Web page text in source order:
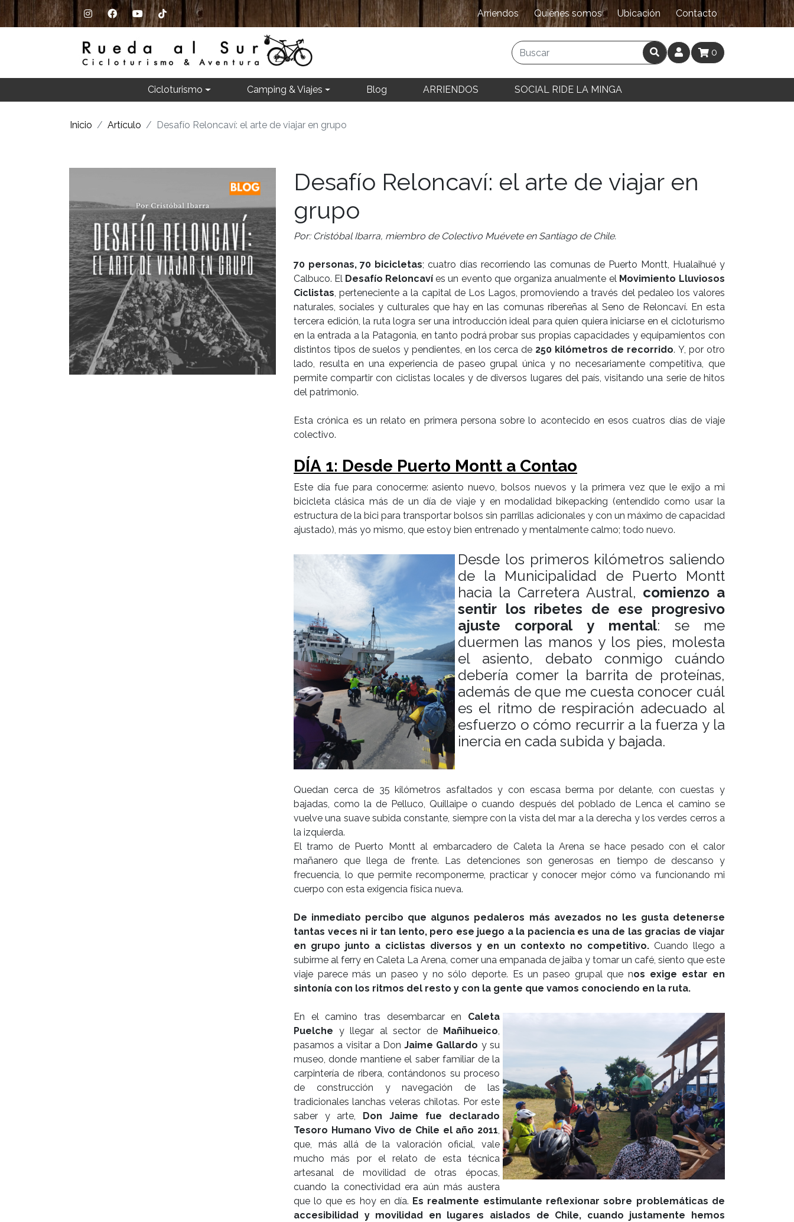
Arriendos Quiénes somos Ubicación Contacto
0
Cicloturismo Camping & Viajes Blog ARRIENDOS SOCIAL RIDE LA MINGA
Inicio Artículo Desafío Reloncaví: el arte de viajar en grupo
Desafío Reloncaví: el arte de viajar en
grupo
Por: Cristóbal Ibarra, miembro de Colectivo Muévete en Santiago de Chile.
70 personas, 70 bicicletas; cuatro días recorriendo las comunas de Puerto Montt, Hualaihué y
Calbuco. El Desafío Reloncaví es un evento que organiza anualmente el Movimiento Lluviosos
Ciclistas, perteneciente a la capital de Los Lagos, promoviendo a través del pedaleo los valores
naturales, sociales y culturales que hay en las comunas ribereñas al Seno de Reloncaví. En esta
tercera edición, la ruta logra ser una introducción ideal para quien quiera iniciarse en el cicloturismo
en la entrada a la Patagonia, en tanto podrá probar sus propias capacidades y equipamientos con
distintos tipos de suelos y pendientes, en los cerca de 250 kilómetros de recorrido. Y, por otro
lado, resulta en una experiencia de paseo grupal única y no necesariamente competitiva, que
permite compartir con ciclistas locales y de diversos lugares del país, visitando una serie de hitos
del patrimonio.
Esta crónica es un relato en primera persona sobre lo acontecido en esos cuatros días de viaje
colectivo.
DÍA 1: Desde Puerto Montt a Contao
Este día fue para conocerme: asiento nuevo, bolsos nuevos y la primera vez que le exijo a mi
bicicleta clásica más de un día de viaje y en modalidad bikepacking (entendido como usar la
estructura de la bici para transportar bolsos sin parrillas adicionales y con un máximo de capacidad
ajustado), más yo mismo, que estoy bien entrenado y mentalmente calmo; todo nuevo.
Desde los primeros kilómetros saliendo
de la Municipalidad de Puerto Montt
hacia la Carretera Austral, comienzo a
sentir los ribetes de ese progresivo
ajuste corporal y mental: se me
duermen las manos y los pies, molesta
el asiento, debato conmigo cuándo
debería comer la barrita de proteínas,
además de que me cuesta conocer cuál
es el ritmo de respiración adecuado al
esfuerzo o cómo recurrir a la fuerza y la
inercia en cada subida y bajada.
Quedan cerca de 35 kilómetros asfaltados y con escasa berma por delante, con cuestas y
bajadas, como la de Pelluco, Quillaipe o cuando después del poblado de Lenca el camino se
vuelve una suave subida constante, siempre con la vista del mar a la derecha y los verdes cerros a
la izquierda.
El tramo de Puerto Montt al embarcadero de Caleta la Arena se hace pesado con el calor
mañanero que llega de frente. Las detenciones son generosas en tiempo de descanso y
frecuencia, lo que permite recomponerme, practicar y conocer mejor cómo va funcionando mi
cuerpo con esta exigencia física nueva.
De inmediato percibo que algunos pedaleros más avezados no les gusta detenerse
tantas veces ni ir tan lento, pero ese juego a la paciencia es una de las gracias de viajar
en grupo junto a ciclistas diversos y en un contexto no competitivo. Cuando llego a
subirme al ferry en Caleta La Arena, comer una empanada de jaiba y tomar un café, siento que este
viaje parece más un paseo y no sólo deporte. Es un paseo grupal que nos exige estar en
sintonía con los ritmos del resto y con la gente que vamos conociendo en la ruta.
En el camino tras desembarcar en Caleta
Puelche y llegar al sector de Mañihueico,
pasamos a visitar a Don Jaime Gallardo y su
museo, donde mantiene el saber familiar de la
carpintería de ribera, contándonos su proceso
de construcción y navegación de las
tradicionales lanchas veleras chilotas. Por este
saber y arte, Don Jaime fue declarado
Tesoro Humano Vivo de Chile el año 2011,
que, más allá de la valoración oficial, vale
mucho más por el relato de esta técnica
artesanal de movilidad de otras épocas,
cuando la conectividad era aún más austera
que lo que es hoy en día. Es realmente estimulante reflexionar sobre problemáticas de
accesibilidad y movilidad en lugares aislados de Chile, cuando justamente hemos